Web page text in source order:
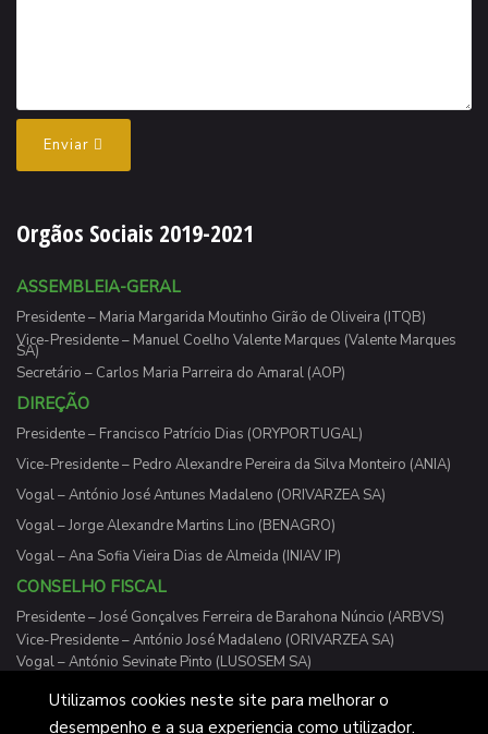
Enviar
Orgãos Sociais 2019-2021
ASSEMBLEIA-GERAL
Presidente – Maria Margarida Moutinho Girão de Oliveira (ITQB)
Vice-Presidente – Manuel Coelho Valente Marques (Valente Marques
SA)
Secretário – Carlos Maria Parreira do Amaral (AOP)
DIREÇÃO
Presidente – Francisco Patrício Dias (ORYPORTUGAL)
Vice-Presidente – Pedro Alexandre Pereira da Silva Monteiro (ANIA)
Vogal – António José Antunes Madaleno (ORIVARZEA SA)
Vogal – Jorge Alexandre Martins Lino (BENAGRO)
Vogal – Ana Sofia Vieira Dias de Almeida (INIAV IP)
CONSELHO FISCAL
Presidente – José Gonçalves Ferreira de Barahona Núncio (ARBVS)
Vice-Presidente – António José Madaleno (ORIVARZEA SA)
Vogal – António Sevinate Pinto (LUSOSEM SA)
Utilizamos cookies neste site para melhorar o
desempenho e a sua experiencia como utilizador.